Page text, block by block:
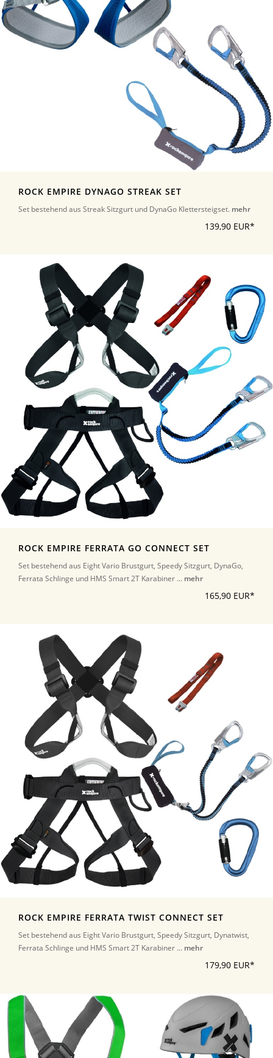
ROCK EMPIRE DYNAGO STREAK SET
Set bestehend aus Streak Sitzgurt und DynaGo Klettersteigset. mehr
139,90 EUR*
ROCK EMPIRE FERRATA GO CONNECT SET
Set bestehend aus Eight Vario Brustgurt, Speedy Sitzgurt, DynaGo,
Ferrata Schlinge und HMS Smart 2T Karabiner ... mehr
165,90 EUR*
ROCK EMPIRE FERRATA TWIST CONNECT SET
Set bestehend aus Eight Vario Brustgurt, Speedy Sitzgurt, Dynatwist,
Ferrata Schlinge und HMS Smart 2T Karabiner ... mehr
179,90 EUR*